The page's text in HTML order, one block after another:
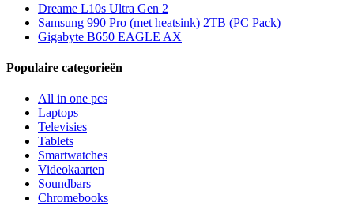
Dreame L10s Ultra Gen 2
Samsung 990 Pro (met heatsink) 2TB (PC Pack)
Gigabyte B650 EAGLE AX
Populaire categorieën
All in one pcs
Laptops
Televisies
Tablets
Smartwatches
Videokaarten
Soundbars
Chromebooks